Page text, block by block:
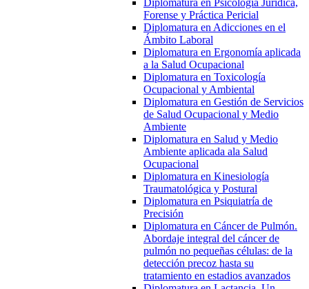
Diplomatura en Psicología Jurídica,
Forense y Práctica Pericial
Diplomatura en Adicciones en el
Ámbito Laboral
Diplomatura en Ergonomía aplicada
a la Salud Ocupacional
Diplomatura en Toxicología
Ocupacional y Ambiental
Diplomatura en Gestión de Servicios
de Salud Ocupacional y Medio
Ambiente
Diplomatura en Salud y Medio
Ambiente aplicada ala Salud
Ocupacional
Diplomatura en Kinesiología
Traumatológica y Postural
Diplomatura en Psiquiatría de
Precisión
Diplomatura en Cáncer de Pulmón.
Abordaje integral del cáncer de
pulmón no pequeñas células: de la
detección precoz hasta su
tratamiento en estadios avanzados